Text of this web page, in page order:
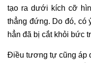
tạo ra dưới kích cỡ
thẳng đứng. Do đó, có
hẳn đã bị cắt khỏi bức
Điều tương tự cũng áp